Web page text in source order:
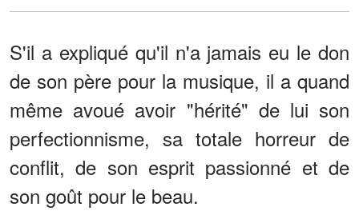
S'il a expliqué qu'il n'a jamais eu le don
de son père pour la musique, il a quand
même avoué avoir "hérité" de lui son
perfectionnisme, sa totale horreur de
conflit, de son esprit passionné et de
son goût pour le beau.